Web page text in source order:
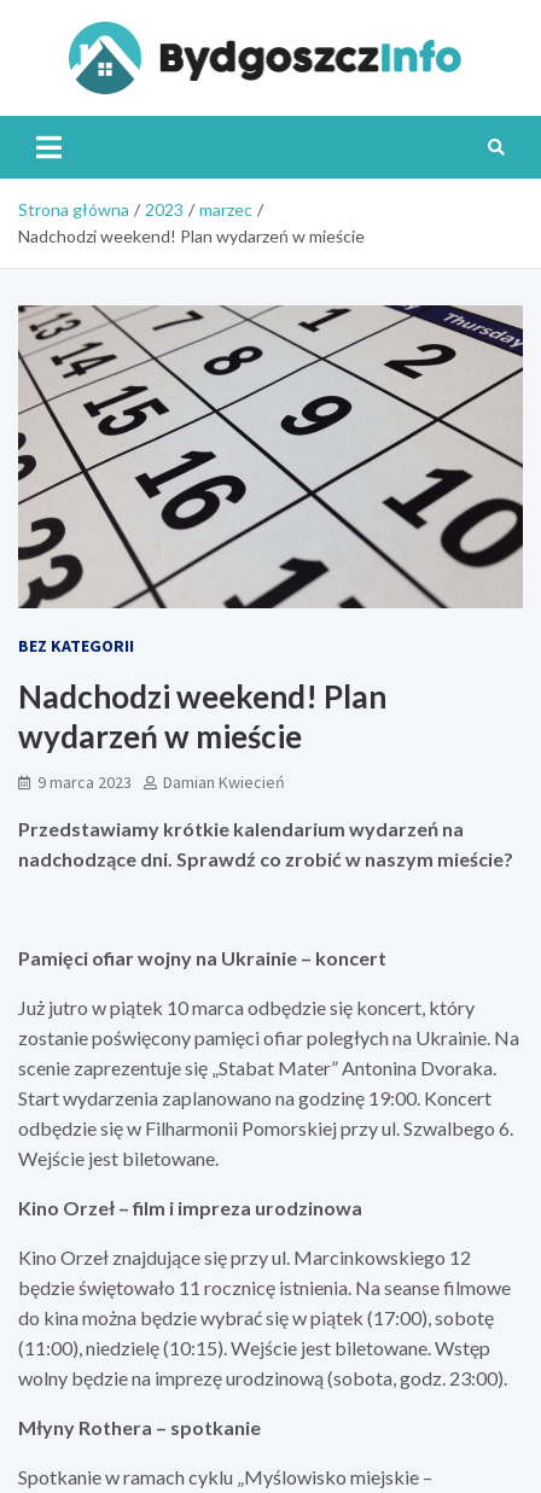
Strona główna 2023
marzec
Nadchodzi weekend! Plan wydarzeń w mieście
BEZ KATEGORII
Nadchodzi weekend! Plan
wydarzeń w mieście
9 marca 2023 Damian Kwiecień
Przedstawiamy krótkie kalendarium wydarzeń na
nadchodzące dni. Sprawdź co zrobić w naszym mieście?
Pamięci ofiar wojny na Ukrainie – koncert
Już jutro w piątek 10 marca odbędzie się koncert, który
zostanie poświęcony pamięci ofiar poległych na Ukrainie. Na
scenie zaprezentuje się „Stabat Mater” Antonina Dvoraka.
Start wydarzenia zaplanowano na godzinę 19:00. Koncert
odbędzie się w Filharmonii Pomorskiej przy ul. Szwalbego 6.
Wejście jest biletowane.
Kino Orzeł – film i impreza urodzinowa
Kino Orzeł znajdujące się przy ul. Marcinkowskiego 12
będzie świętowało 11 rocznicę istnienia. Na seanse filmowe
do kina można będzie wybrać się w piątek (17:00), sobotę
(11:00), niedzielę (10:15). Wejście jest biletowane. Wstęp
wolny będzie na imprezę urodzinową (sobota, godz. 23:00).
Młyny Rothera – spotkanie
Spotkanie w ramach cyklu „Myślowisko miejskie –